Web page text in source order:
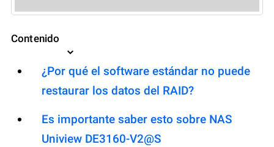
Contenido
¿Por qué el software estándar no puede
restaurar los datos del RAID?
Es importante saber esto sobre NAS
Uniview DE3160-V2@S